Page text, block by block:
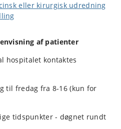
eller kirurgisk udredning
af patienter
hospitalet kontaktes
til fredag fra 8-16 (kun for
tidspunkter - døgnet rundt